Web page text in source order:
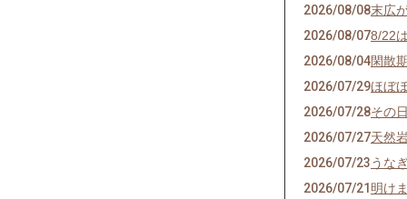
2026/08/08末広
2026/08/078/22
2026/08/04閑散
2026/07/29ほぼ
2026/07/28その
2026/07/27天然
2026/07/23うな
2026/07/21 明け